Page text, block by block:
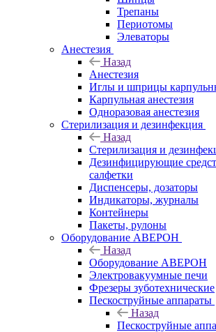
Трепаны
Периотомы
Элеваторы
Анестезия
Назад
Анестезия
Иглы и шприцы
Карпульная анестезия
Одноразовая анестезия
Стерилизация и дезинфекция
Назад
Стерилизация и
Дезинфицирующие
салфетки
Диспенсеры, дозаторы
Индикаторы, журналы
Контейнеры
Пакеты, рулоны
Оборудование АВЕРОН
Назад
Оборудование АВЕРОН
Электровакуумные печи
Фрезеры зуботехнические
Пескоструйные аппараты
Назад
Пескоструйные